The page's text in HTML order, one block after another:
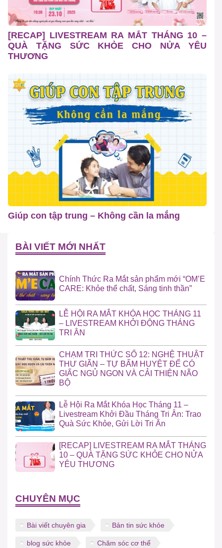
[RECAP] LIVESTREAM RA MẮT THÁNG 10 –
QUÀ TẶNG SỨC KHỎE CHO NỬA YÊU
THƯƠNG
Giúp con tập trung – Không cần la mắng
BÀI VIẾT MỚI NHẤT
Chính Thức Ra Mắt sản phẩm mới “OM’E
CARE: Khỏe thể chất, Sáng tinh thần”
LỄ HỘI RA MẮT KHÓA HỌC THÁNG 11
– LIVESTREAM KHỞI ĐỘNG THÁNG
TRI ÂN
CHẠM TRI THỨC SỐ 12: NGHỆ THUẬT
THƯ GIÃN – TỰ BẤM HUYỆT ĐỂ CÓ
GIẤC NGỦ NGON VÀ CẢI THIỆN NÃO
BỘ
Lễ Hội Ra Mắt Khóa Học Tháng 11 –
Livestream Khởi Đầu Tháng Tri Ân: Trao
Quà Sức Khỏe, Gửi Lời Tri Ân
[RECAP] LIVESTREAM RA MẮT THÁNG
10 – QUÀ TẶNG SỨC KHỎE CHO NỬA
YÊU THƯƠNG
CHUYÊN MỤC
Bài viết chuyên gia Bản tin sức khỏe
blog sức khỏe Chăm sóc cơ thể